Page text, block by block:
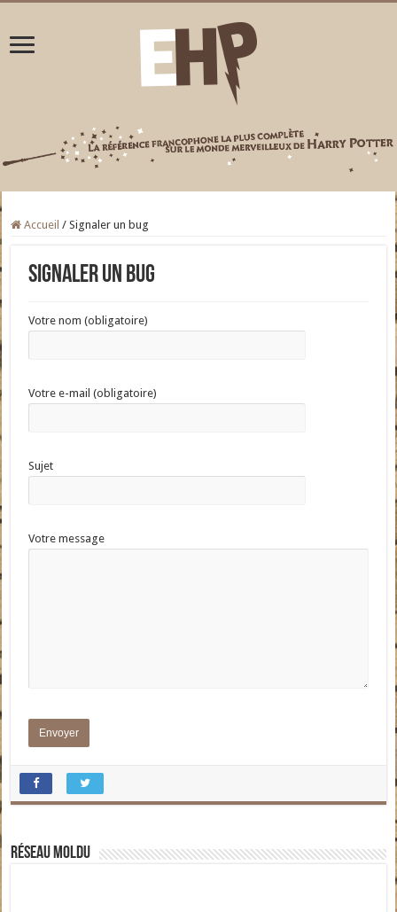
Accueil / Signaler un bug
Signaler un bug
Votre nom (obligatoire)
Votre e-mail (obligatoire)
Sujet
Votre message
Réseau moldu